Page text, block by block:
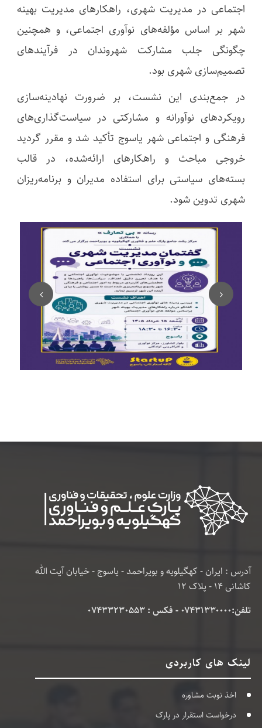
اجتماعی در مدیریت شهری، راهکارهای مدیریت بهینه
شهر بر اساس مؤلفه‌های نوآوری اجتماعی، و همچنین
چگونگی جلب مشارکت شهروندان در فرآیندهای
تصمیم‌سازی شهری بود.
در جمع‌بندی این نشست، بر ضرورت نهادینه‌سازی
رویکردهای نوآورانه و مشارکتی در سیاست‌گذاری‌های
فرهنگی و اجتماعی شهر یاسوج تأکید شد و مقرر گردید
خروجی مباحث و راهکارهای ارائه‌شده، در قالب
بسته‌های سیاستی برای استفاده مدیران و برنامه‌ریزان
شهری تدوین شود.
آدرس : ایران - کهگیلویه و بویراحمد - یاسوج - خیابان آیت الله
کاشانی 14 - پلاک 12
تلفن:۰۷۴۳۱۳۳۰۰۰۰ - فکس : 07433230553
لینک های کاربردی
اخذ نوبت مشاوره
درخواست استقرار در پارک